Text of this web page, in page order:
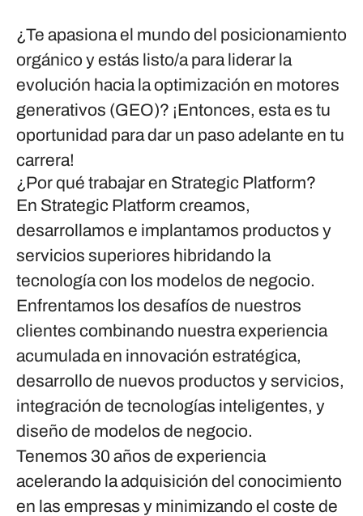
¿Te apasiona el mundo del posicionamiento
orgánico y estás listo/a para liderar la
evolución hacia la optimización en motores
generativos (GEO)? ¡Entonces, esta es tu
oportunidad para dar un paso adelante en tu
carrera!
¿Por qué trabajar en Strategic Platform?
En Strategic Platform creamos,
desarrollamos e implantamos productos y
servicios superiores hibridando la
tecnología con los modelos de negocio.
Enfrentamos los desafíos de nuestros
clientes combinando nuestra experiencia
acumulada en innovación estratégica,
desarrollo de nuevos productos y servicios,
integración de tecnologías inteligentes, y
diseño de modelos de negocio.
Tenemos 30 años de experiencia
acelerando la adquisición del conocimiento
en las empresas y minimizando el coste de